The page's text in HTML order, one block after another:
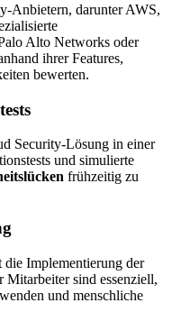
Anbietern, darunter AWS,
Alto Networks oder
ihrer Features,
bewerten.
Security-Lösung in einer
und simulierte
frühzeitig zu
Implementierung der
sind essenziell,
und menschliche